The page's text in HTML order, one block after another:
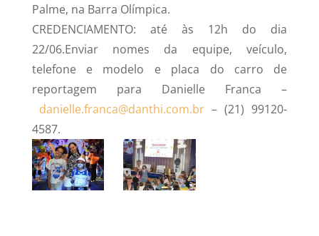
Palme, na Barra Olímpica.
CREDENCIAMENTO: até às 12h do dia
22/06.Enviar nomes da equipe, veículo,
telefone e modelo e placa do carro de
reportagem para Danielle Franca –
danielle.franca@danthi.com.br– (21) 99120-
4587.